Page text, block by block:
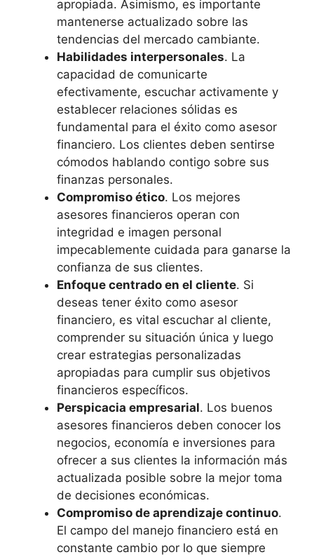
apropiada. Asimismo, es importante
mantenerse actualizado sobre las
tendencias del mercado cambiante.
Habilidades interpersonales. La
capacidad de comunicarte
efectivamente, escuchar activamente y
establecer relaciones sólidas es
fundamental para el éxito como asesor
financiero. Los clientes deben sentirse
cómodos hablando contigo sobre sus
finanzas personales.
Compromiso ético. Los mejores
asesores financieros operan con
integridad e imagen personal
impecablemente cuidada para ganarse la
confianza de sus clientes.
Enfoque centrado en el cliente. Si
deseas tener éxito como asesor
financiero, es vital escuchar al cliente,
comprender su situación única y luego
crear estrategias personalizadas
apropiadas para cumplir sus objetivos
financieros específicos.
Perspicacia empresarial. Los buenos
asesores financieros deben conocer los
negocios, economía e inversiones para
ofrecer a sus clientes la información más
actualizada posible sobre la mejor toma
de decisiones económicas.
Compromiso de aprendizaje continuo.
El campo del manejo financiero está en
constante cambio por lo que siempre